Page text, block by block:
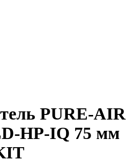
PURE-AIR
HP-IQ 75 мм